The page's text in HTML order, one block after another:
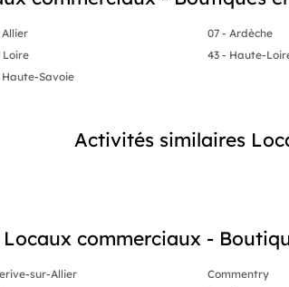
Allier 07 - Ardèche
Loire 43 - Haute-
Haute-Savoie
Activités similaires
Locaux commerciaux -
sur-Allier Commentry